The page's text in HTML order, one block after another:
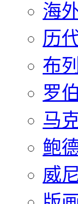
海
历
布
罗
马
鲍
威